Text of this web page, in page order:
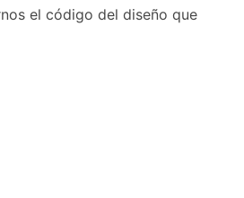
el código del diseño que